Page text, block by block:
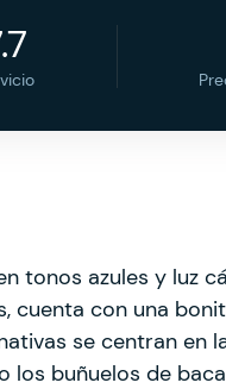
tonos azules y luz
cuenta con una
se centran en
los buñuelos de